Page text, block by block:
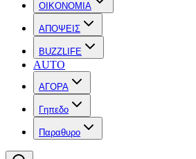
OIKONOMIA
ΑΠΟΨΕΙΣ
BUZZLIFE
AUTO
ΑΓΟΡΑ
Γηπεδο
Παραθυρο